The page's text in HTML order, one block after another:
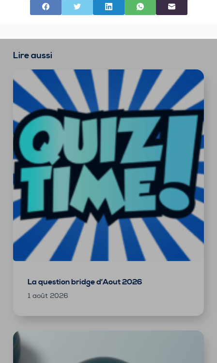
Lire aussi
La question bridge d’Aout 2026
1 août 2026